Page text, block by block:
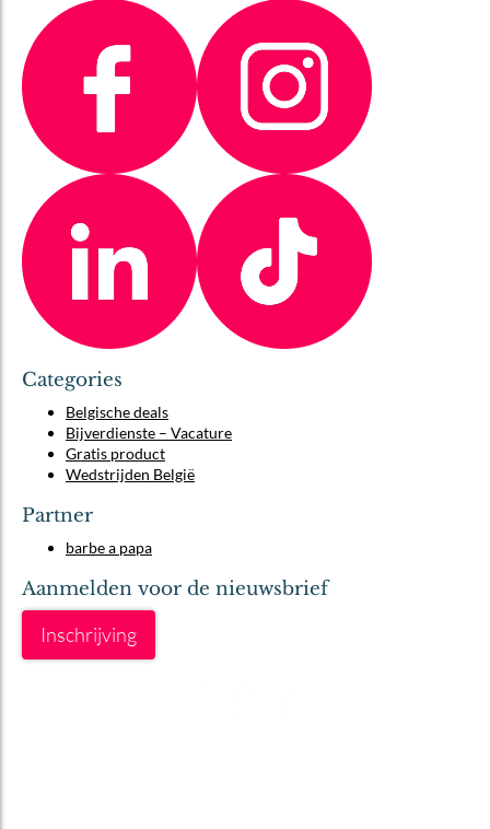
Categories
Belgische deals
Bijverdienste – Vacature
Gratis product
Wedstrijden België
Partner
barbe a papa
Aanmelden voor de nieuwsbrief
Inschrijving